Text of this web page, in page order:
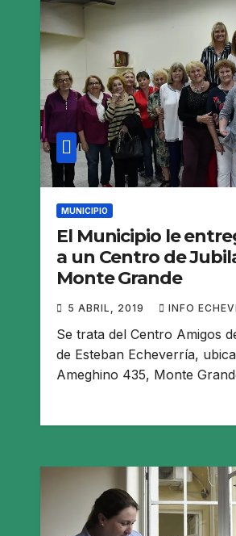
MUNICIPIO
El Municipio le
a un Centro de
Monte Grande
5 ABRIL, 2019 INFO
Se trata del Centro Amigos
de Esteban Echeverría,
Ameghino 435, Monte